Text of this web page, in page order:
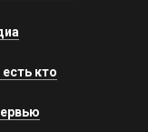
есть кто